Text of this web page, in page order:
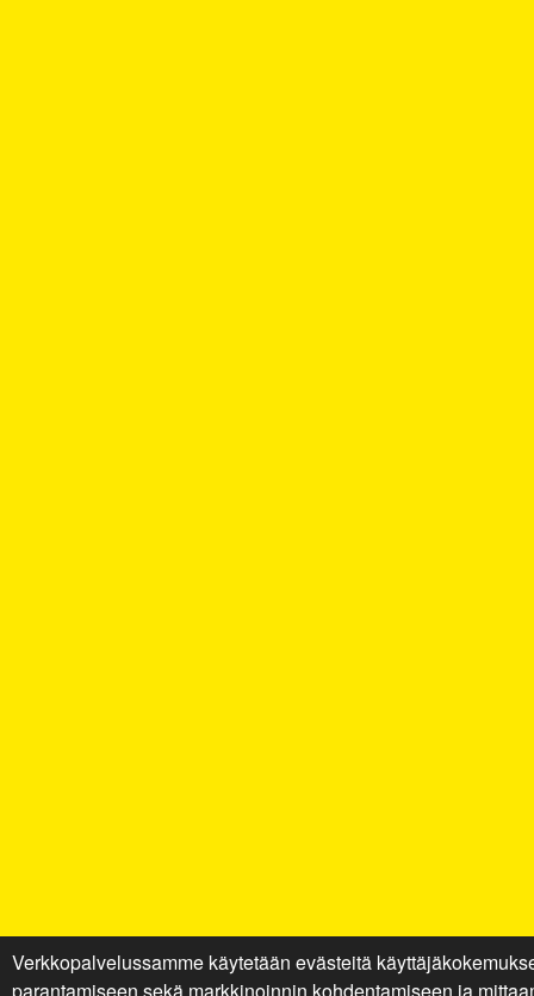
Verkkopalvelussamme käytetään evästeitä